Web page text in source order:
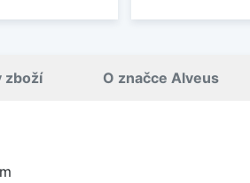
zboží O značce Alveus